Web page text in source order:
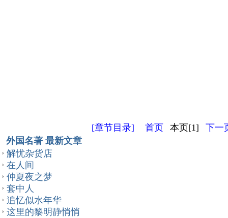
[章节目录] 首页 本页[1]
下一
外国名著 最新文章
解忧杂货店
在人间
仲夏夜之梦
套中人
追忆似水年华
这里的黎明静悄悄